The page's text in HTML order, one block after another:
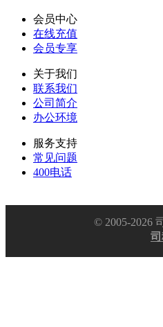
会员中心
在线充值
会员专享
关于我们
联系我们
公司简介
办公环境
服务支持
常见问题
400电话
© 2005-2026